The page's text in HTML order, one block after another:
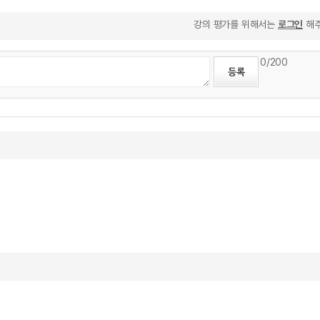
강의 평가를 위해서는 로그인 해
0/200